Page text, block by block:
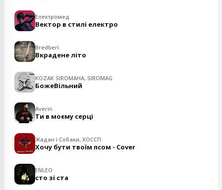
Електромед
Вектор в стилі електро
Bredberi
Вкрадене літо
KOZAK SIROMAHA, SIROMAG
БожеВільний
Averin
Ти в моєму серці
Жадан і Собаки, ХОССП
Хочу бути твоїм псом - Cover
ENLEO
сто зі ста